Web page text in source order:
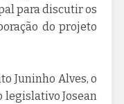
para discutir os
do projeto
Juninho Alves, o
legislativo Josean